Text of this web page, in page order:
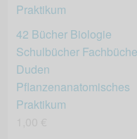
42 Bücher Biologie
Schulbücher
Duden
Pflanzenanatomisches
Praktikum